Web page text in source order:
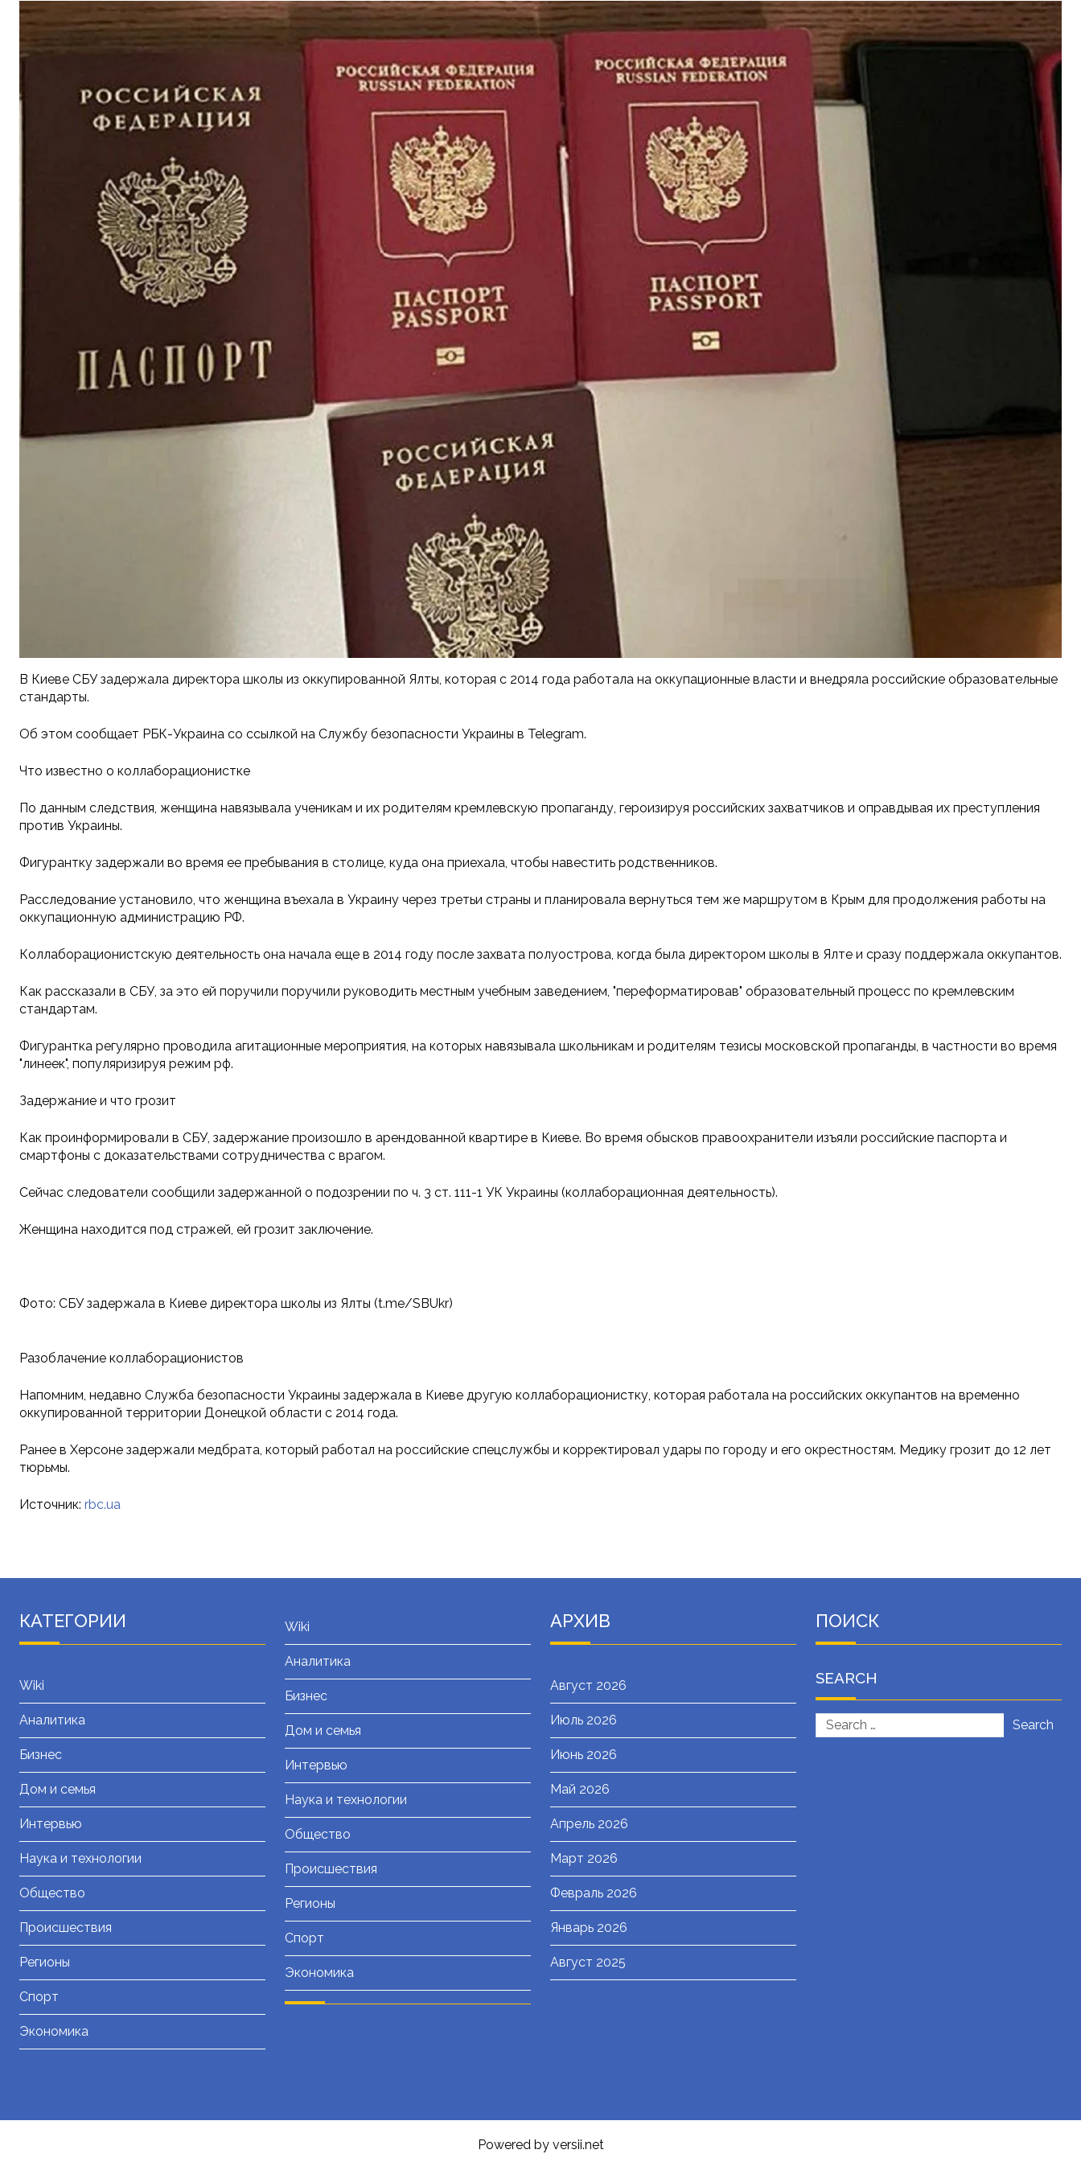
В Киеве СБУ задержала директора школы из оккупированной Ялты, которая с 2014 года работала на оккупационные власти и внедряла российские образовательные
стандарты.
Об этом сообщает РБК-Украина со ссылкой на Службу безопасности Украины в Telegram.
Что известно о коллаборационистке
По данным следствия, женщина навязывала ученикам и их родителям кремлевскую пропаганду, героизируя российских захватчиков и оправдывая их преступления
против Украины.
Фигурантку задержали во время ее пребывания в столице, куда она приехала, чтобы навестить родственников.
Расследование установило, что женщина въехала в Украину через третьи страны и планировала вернуться тем же маршрутом в Крым для продолжения работы на
оккупационную администрацию РФ.
Коллаборационистскую деятельность она начала еще в 2014 году после захвата полуострова, когда была директором школы в Ялте и сразу поддержала оккупантов.
Как рассказали в СБУ, за это ей поручили поручили руководить местным учебным заведением, "переформатировав" образовательный процесс по кремлевским
стандартам.
Фигурантка регулярно проводила агитационные мероприятия, на которых навязывала школьникам и родителям тезисы московской пропаганды, в частности во время
"линеек", популяризируя режим рф.
Задержание и что грозит
Как проинформировали в СБУ, задержание произошло в арендованной квартире в Киеве. Во время обысков правоохранители изъяли российские паспорта и
смартфоны с доказательствами сотрудничества с врагом.
Сейчас следователи сообщили задержанной о подозрении по ч. 3 ст. 111-1 УК Украины (коллаборационная деятельность).
Женщина находится под стражей, ей грозит заключение.
Фото: СБУ задержала в Киеве директора школы из Ялты (t.me/SBUkr)
Разоблачение коллаборационистов
Напомним, недавно Служба безопасности Украины задержала в Киеве другую коллаборационистку, которая работала на российских оккупантов на временно
оккупированной территории Донецкой области с 2014 года.
Ранее в Херсоне задержали медбрата, который работал на российские спецслужбы и корректировал удары по городу и его окрестностям. Медику грозит до 12 лет
тюрьмы.
Источник: rbc.ua
КАТЕГОРИИ
Wiki
Аналитика
Бизнес
Дом и семья
Интервью
Наука и технологии
Общество
Происшествия
Регионы
Спорт
Экономика
Wiki
Аналитика
Бизнес
Дом и семья
Интервью
Наука и технологии
Общество
Происшествия
Регионы
Спорт
Экономика
АРХИВ
Август 2026
Июль 2026
Июнь 2026
Май 2026
Апрель 2026
Март 2026
Февраль 2026
Январь 2026
Август 2025
ПОИСК
SEARCH
Search
Powered by versii.net